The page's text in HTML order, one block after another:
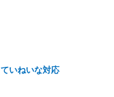
ていねいな対応